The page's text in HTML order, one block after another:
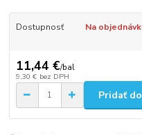
Dostupnosť Na
11,44 €/bal
9,30 € bez DPH
Pridať